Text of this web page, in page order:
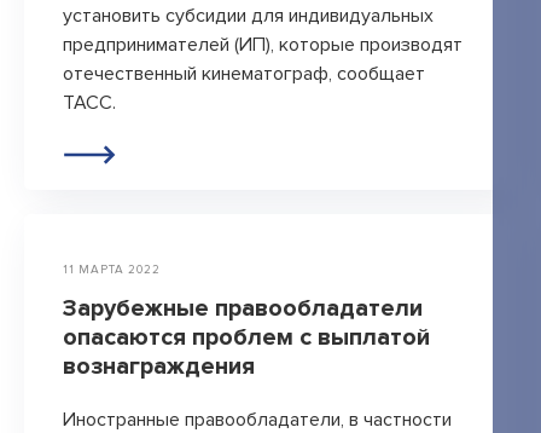
установить субсидии для индивидуальных
предпринимателей (ИП), которые производят
отечественный кинематограф, сообщает
ТАСС.
11 МАРТА 2022
Зарубежные правообладатели
опасаются проблем с выплатой
вознаграждения
Иностранные правообладатели, в частности